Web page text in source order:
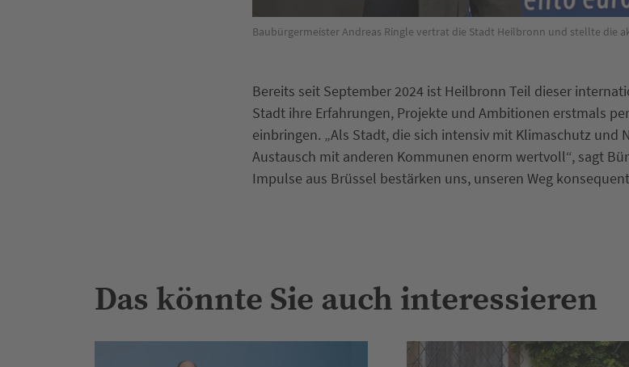
Baubürgermeister Andreas Ringle vertrat die Stadt Heilbronn und stellte die
Bereits seit September 2024 ist Heilbronn Teil dieser
Stadt ihre Erfahrungen, Projekte und Ambitionen erstmals
einbringen. „Als Stadt, die sich intensiv mit Klimaschutz und
Austausch mit anderen Kommunen enorm wertvoll“, sagt
Impulse aus Brüssel bestärken uns, unseren Weg
Das könnte Sie auch interessieren